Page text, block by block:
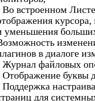
Во встроенном
уменьшения
в диалоге
Журнал файловых
Отображение буквы
Поддержка
для